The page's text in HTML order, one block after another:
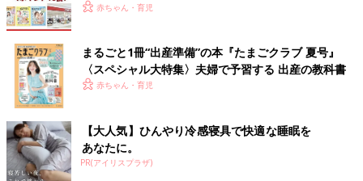
赤ちゃん・育児
まるごと1冊“出産準備”の本『たまごクラブ 夏号』
〈スペシャル大特集〉夫婦で予習する 出産の教科書
赤ちゃん・育児
【大人気】ひんやり冷感寝具で快適な睡眠を
あなたに。
PR(アイリスプラザ)